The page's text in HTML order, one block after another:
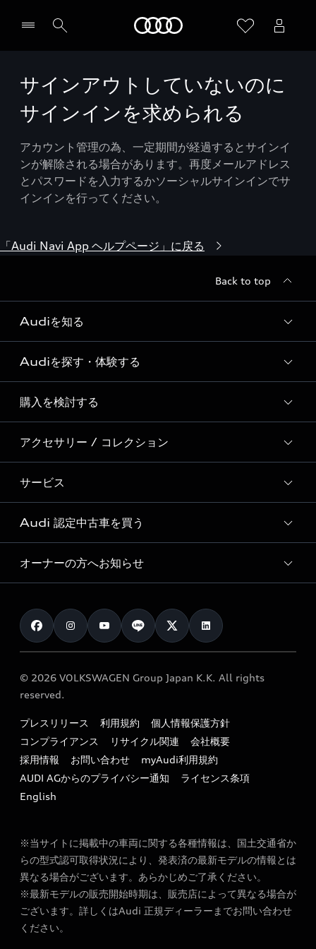
サインアウトしていないのに
サインインを求められる
アカウント管理の為、一定期間が経過するとサインイ
ンが解除される場合があります。再度メールアドレス
とパスワードを入力するかソーシャルサインインでサ
インインを行ってください。
「Audi Navi App ヘルプページ」に戻る
Back to top
Audiを知る
Audi ブランド
Story of Progress
Audi Sport
Formula 1®
デジタルサービス
Audiを探す・体験する
ディーラー検索
新車在庫検索
試乗車・展示車検索
見積り依頼
試乗予約
購入を検討する
モデル一覧
特別仕様モデル / 限定モデル
e-tronラインアップ
価格シミュレーション
車両比較
カタログ一覧
アクセサリー / コレクション
純正アクセサリー
オンラインショップ
Audi collection
アウディナビアプリ
サービス
サービス入庫予約
サービスプログラム
メンテナンス
車検 / 定期点検
e-tronアフターサポート
myAudi
Audi 認定中古車を買う
Audi認定中古車
クオリティ
保証
メンテナンス
ファイナンス
キャンペーン / イベント
買取査定
オーナーの方へお知らせ
お知らせ
オーナー様向けキャンペーン
特定整備適用車一覧
リサイクル法
よくある質問（FAQ）
© 2026 VOLKSWAGEN Group Japan K.K. All rights
reserved.
プレスリリース 利用規約
個人情報保護方針
コンプライアンス
リサイクル関連
会社概要
採用情報
お問い合わせ
myAudi利用規約
AUDI AGからのプライバシー通知
ライセンス条項
English
※当サイトに掲載中の車両に関する各種情報は、国土交通省か
らの型式認可取得状況により、発表済の最新モデルの情報とは
異なる場合がございます。あらかじめご了承ください。
※最新モデルの販売開始時期は、販売店によって異なる場合が
ございます。詳しくはAudi 正規ディーラーまでお問い合わせ
ください。